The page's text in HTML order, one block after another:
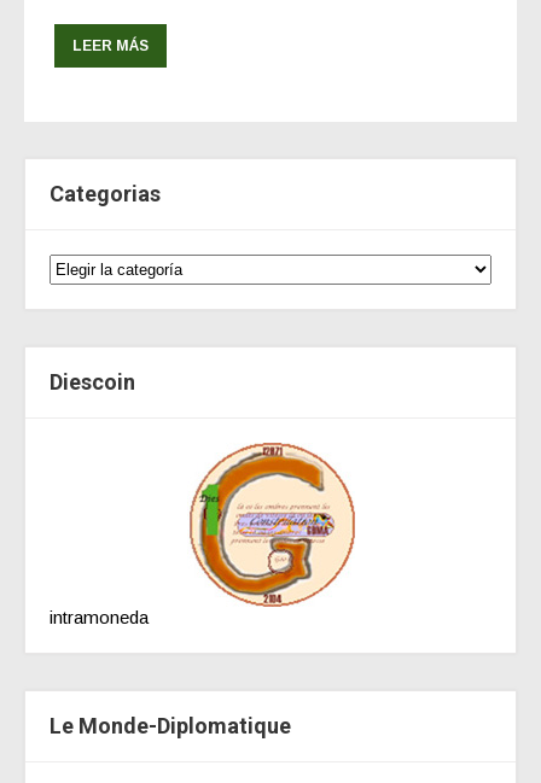
LEER MÁS
Categorias
Diescoin
intramoneda
Le Monde-Diplomatique